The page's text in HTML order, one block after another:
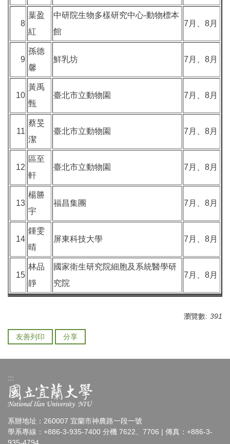
8
葉盈
紅
中研院生物多樣研究中心-動物標本
館
7月、8月
9
孫德
馨
鮮乳坊 7月、8月
10
黃禹
甄
臺北市立動物園 7月、8月
11
蔡旻
潔
臺北市立動物園 7月、8月
12
區至
軒
臺北市立動物園 7月、8月
13
楊勝
宇
福昌集團 7月、8月
14
鍾雯
晴
屏東科技大學 7月、8月
15
林品
靜
國家衛生研究院細胞及系統醫學研
究院
7月、8月
瀏覽數: 391
友善列印 分享
:::
系辦地址：260007 宜蘭市神農路一段一號
學系專線：+886-3-935-7400 分機 7622、7706 | 傳真：+886-3-